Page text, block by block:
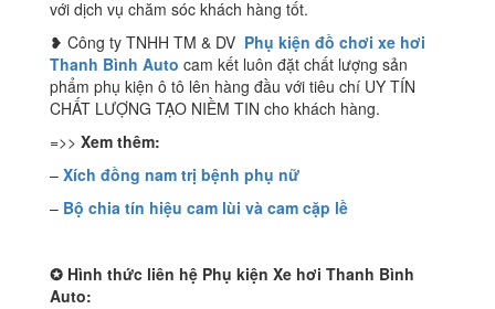
với dịch vụ chăm sóc khách hàng tốt.
❥ Công ty TNHH TM & DV Phụ kiện đồ chơi xe hơi
Thanh Bình Auto cam kết luôn đặt chất lượng sản
phẩm phụ kiện ô tô lên hàng đầu với tiêu chí UY TÍN
CHẤT LƯỢNG TẠO NIỀM TIN cho khách hàng.
=>> Xem thêm:
– Xích đồng nam trị bệnh phụ nữ
– Bộ chia tín hiệu cam lùi và cam cặp lề
✪ Hình thức liên hệ Phụ kiện Xe hơi Thanh Bình
Auto: